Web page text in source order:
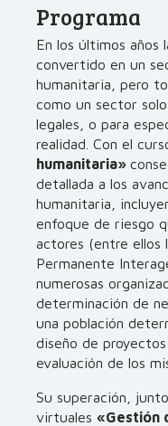
Programa
En los últimos años
convertido en un
humanitaria, pero
como un sector
legales, o para
realidad. Con el
humanitaria»
detallada a los
humanitaria,
enfoque de riesgo
actores (entre ellos
Permanente
numerosas
determinación de
una población
diseño de
evaluación de los
Su superación,
virtuales «Gestión